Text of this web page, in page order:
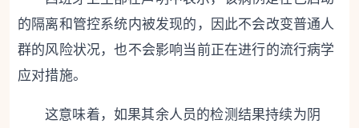
的隔离和管控系统内被发现的，因此不会改变普通人
群的风险状况，也不会影响当前正在进行的流行病学
应对措施。
这意味着，如果其余人员的检测结果持续为阴